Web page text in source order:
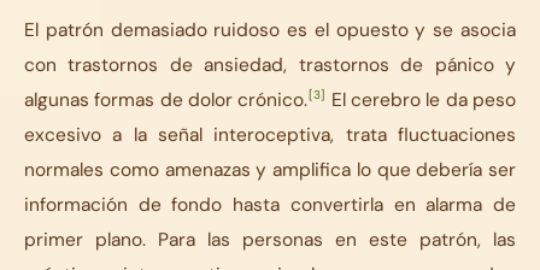
El patrón demasiado ruidoso es el opuesto y se asocia
con trastornos de ansiedad, trastornos de pánico y
algunas formas de dolor crónico.[3]
El cerebro le da peso
excesivo a la señal interoceptiva, trata fluctuaciones
normales como amenazas y amplifica lo que debería ser
información de fondo hasta convertirla en alarma de
primer plano. Para las personas en este patrón, las